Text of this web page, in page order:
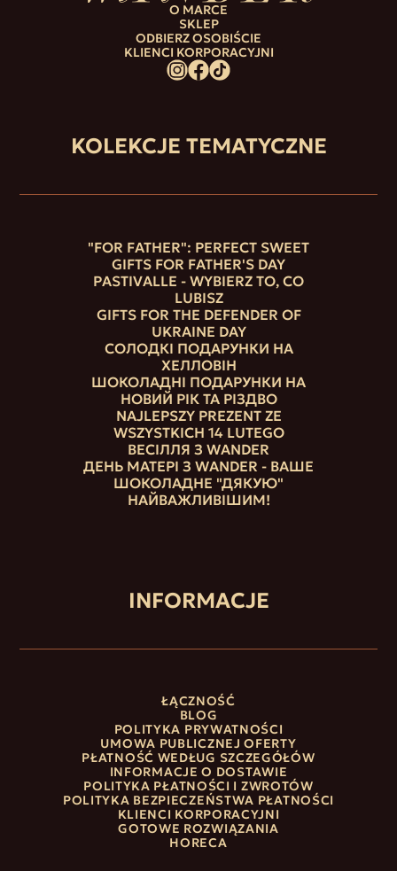
O MARCE
SKLEP
ODBIERZ OSOBIŚCIE
KLIENCI KORPORACYJNI
KOLEKCJE TEMATYCZNE
"FOR FATHER": PERFECT SWEET
GIFTS FOR FATHER'S DAY
PASTIVALLE - WYBIERZ TO, CO
LUBISZ
GIFTS FOR THE DEFENDER OF
UKRAINE DAY
СОЛОДКІ ПОДАРУНКИ НА
ХЕЛЛОВІН
ШОКОЛАДНІ ПОДАРУНКИ НА
НОВИЙ РІК ТА РІЗДВО
NAJLEPSZY PREZENT ZE
WSZYSTKICH 14 LUTEGO
ВЕСІЛЛЯ З WANDER
ДЕНЬ МАТЕРІ З WANDER - ВАШЕ
ШОКОЛАДНЕ "ДЯКУЮ"
НАЙВАЖЛИВІШИМ!
INFORMACJE
ŁĄCZNOŚĆ
BLOG
POLITYKA PRYWATNOŚCI
UMOWA PUBLICZNEJ OFERTY
PŁATNOŚĆ WEDŁUG SZCZEGÓŁÓW
INFORMACJE O DOSTAWIE
POLITYKA PŁATNOŚCI I ZWROTÓW
POLITYKA BEZPIECZEŃSTWA PŁATNOŚCI
KLIENCI KORPORACYJNI
GOTOWE ROZWIĄZANIA
HORECA